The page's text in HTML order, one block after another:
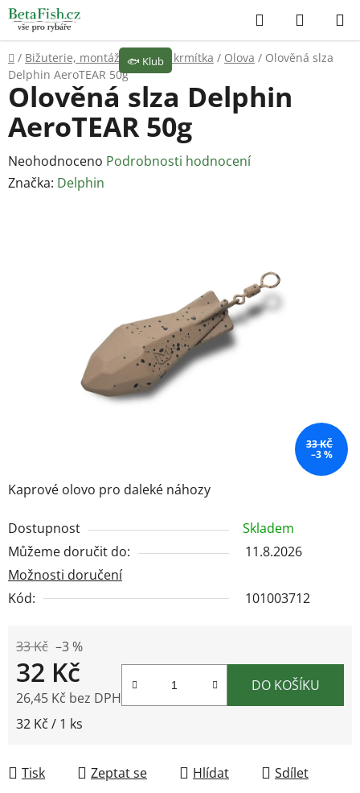
Přejít
na
obsah
Hledat
KOŠÍK
Domů
/ Bižuterie, montáže / Olova, krmítka / Olova / Olověná slza
Delphin AeroTEAR 50g
Kaprové olovo pro daleké náhozy
Dostupnost
Skladem
Můžeme doručit do:
11.8.2026
Možnosti doručení
Kód:
101003712
33 Kč –3 %
32 Kč
26,45 Kč bez DPH
Měrná cena:
32 Kč / 1 ks
DO KOŠÍKU
Tisk Zeptat se Hlídat Sdílet
Olověná slza Delphin
AeroTEAR 50g
Průměrné
hodnocení
Neohodnoceno Podrobnosti hodnocení
Značka: Delphin
33 KČ
–3 %
🐟 Klub